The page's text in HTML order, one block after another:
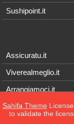
Sushipoint.it
Assicuratu.it
Viverealmeglio.it
Arrangiamoci.it
Tecnichef.it
Sahifa Theme
to validate the